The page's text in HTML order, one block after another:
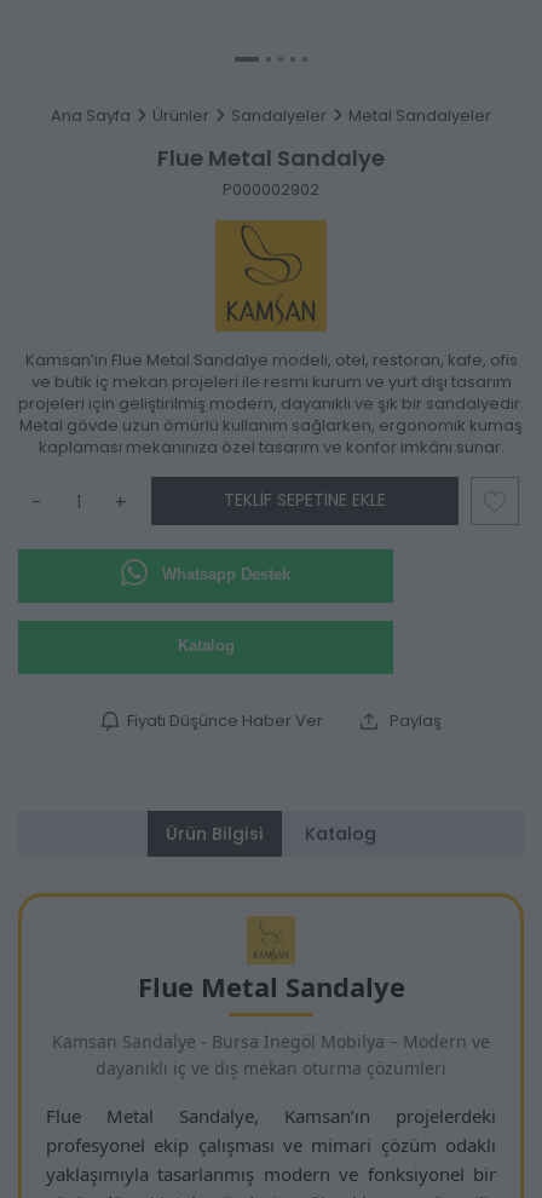
Ana Sayfa Ürünler Sandalyeler Metal Sandalyeler
Flue Metal Sandalye
P000002902
Kamsan’ın Flue Metal Sandalye modeli, otel, restoran, kafe, ofis
ve butik iç mekan projeleri ile resmi kurum ve yurt dışı tasarım
projeleri için geliştirilmiş modern, dayanıklı ve şık bir sandalyedir.
Metal gövde uzun ömürlü kullanım sağlarken, ergonomik kumaş
kaplaması mekanınıza özel tasarım ve konfor imkânı sunar.
- + TEKLIF SEPETINE EKLE
Whatsapp Destek
Katalog
Fiyatı Düşünce Haber Ver Paylaş
Ürün Bilgisi Katalog
Flue Metal Sandalye
Kamsan Sandalye - Bursa İnegöl Mobilya – Modern ve
dayanıklı iç ve dış mekan oturma çözümleri
Flue Metal Sandalye, Kamsan’ın projelerdeki
profesyonel ekip çalışması ve mimari çözüm odaklı
yaklaşımıyla tasarlanmış modern ve fonksiyonel bir